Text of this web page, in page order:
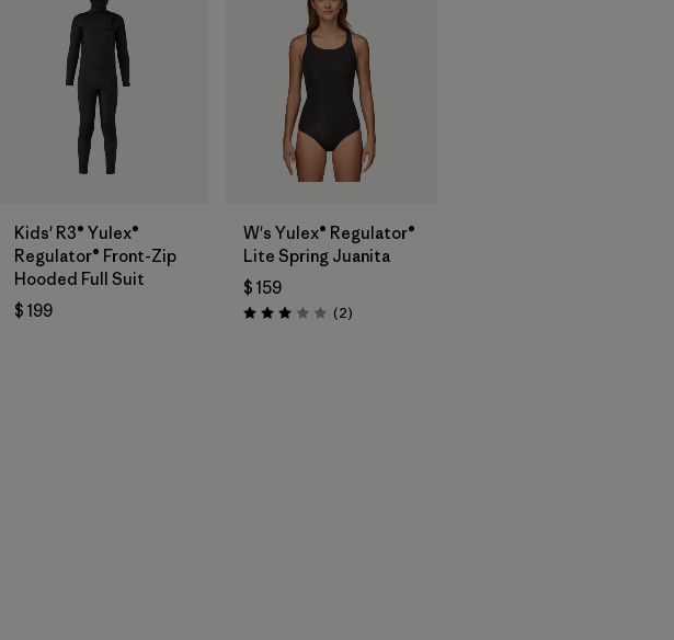
Kids' R3® Yulex®
Regulator® Front-Zip
Hooded Full Suit
$ 199
W's Yulex® Regulator®
Lite Spring Juanita
$ 159
Valoración: 3.0 / 5
(2Comentarios
)